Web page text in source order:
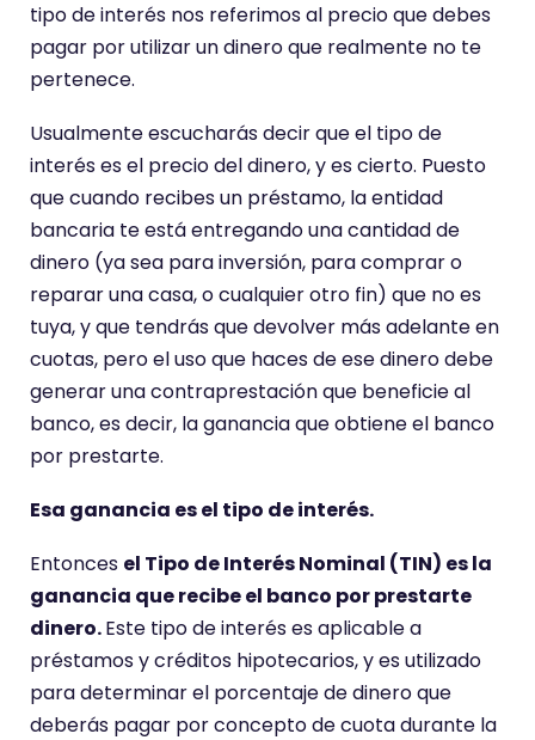
tipo de interés nos referimos al precio que debes
pagar por utilizar un dinero que realmente no te
pertenece.
Usualmente escucharás decir que el tipo de
interés es el precio del dinero, y es cierto. Puesto
que cuando recibes un préstamo, la entidad
bancaria te está entregando una cantidad de
dinero (ya sea para inversión, para comprar o
reparar una casa, o cualquier otro fin) que no es
tuya, y que tendrás que devolver más adelante en
cuotas, pero el uso que haces de ese dinero debe
generar una contraprestación que beneficie al
banco, es decir, la ganancia que obtiene el banco
por prestarte.
Esa ganancia es el tipo de interés.
Entonces el Tipo de Interés Nominal (TIN) es la
ganancia que recibe el banco por prestarte
dinero.Este tipo de interés es aplicable a
préstamos y créditos hipotecarios, y es utilizado
para determinar el porcentaje de dinero que
deberás pagar por concepto de cuota durante la